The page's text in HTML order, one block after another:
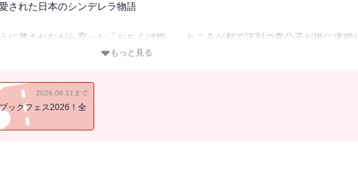
された日本のシンデレラ物語
に蔑まれながら育った「おちくぼ姫」。ところが都で評判の貴公子が姫に求婚し
もっと見る
2026.08.11まで
ックフェス2026！全